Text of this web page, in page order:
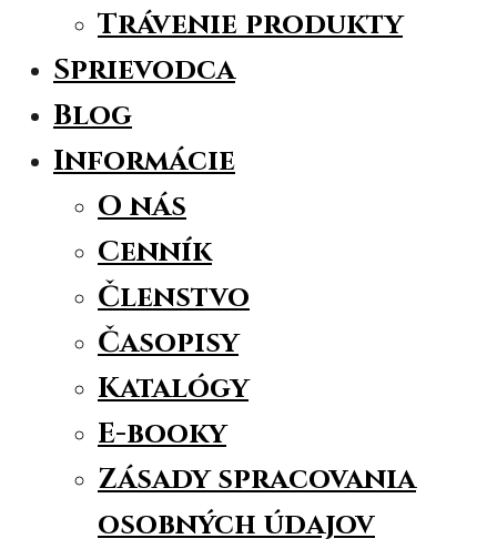
Trávenie produkty
Sprievodca
Blog
Informácie
O nás
Cenník
Členstvo
Časopisy
Katalógy
E-booky
Zásady spracovania
osobných údajov